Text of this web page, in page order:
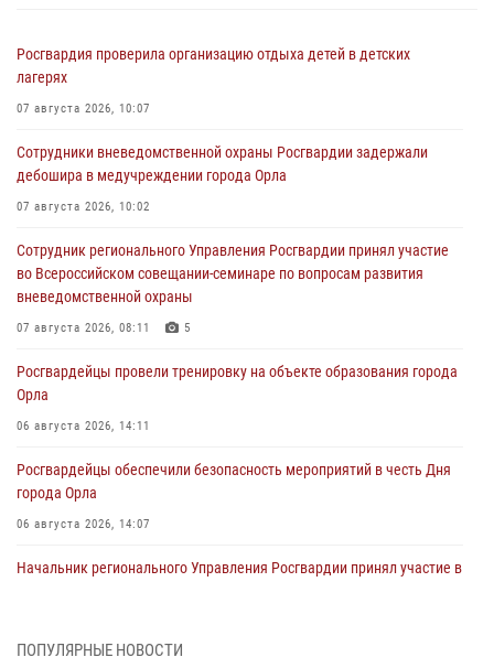
Росгвардия проверила организацию отдыха детей в детских
лагерях
07 августа 2026, 10:07
Сотрудники вневедомственной охраны Росгвардии задержали
дебошира в медучреждении города Орла
07 августа 2026, 10:02
Сотрудник регионального Управления Росгвардии принял участие
во Всероссийском совещании-семинаре по вопросам развития
вневедомственной охраны
07 августа 2026, 08:11 5
Росгвардейцы провели тренировку на объекте образования города
Орла
06 августа 2026, 14:11
Росгвардейцы обеспечили безопасность мероприятий в честь Дня
города Орла
06 августа 2026, 14:07
Начальник регионального Управления Росгвардии принял участие в
ПОПУЛЯРНЫЕ НОВОСТИ